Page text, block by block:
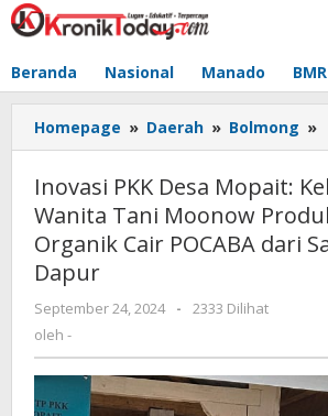
Lewati
ke
Beranda Nasional Manado BMR
Homepage » Daerah » Bolmong »
Inovasi PKK Desa Mopait:
Wanita Tani Moonow
Organik Cair POCABA dari
Dapur
September 24, 2024
oleh
-
2333 Dilihat
oleh -